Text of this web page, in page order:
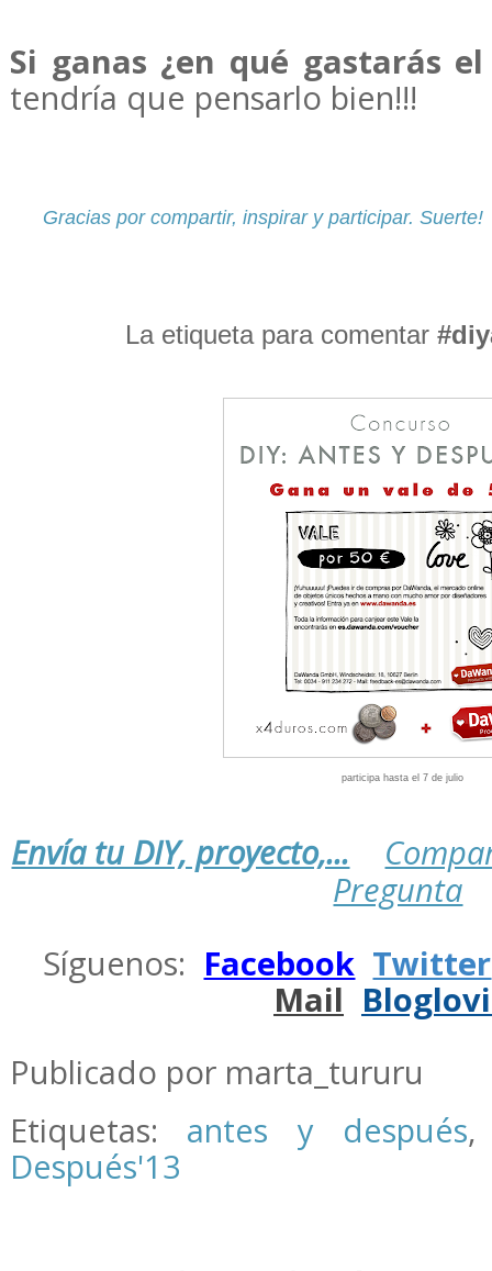
Si ganas ¿en qué gastarás
tendría que pensarlo bien!!!
Gracias por compartir, inspirar y participar. Suerte!
La etiqueta para comentar
participa hasta el 7 de julio
Envía tu DIY, proyecto,...
Pregunta
Síguenos: Facebook Twitter
Mail
Publicado por marta_tururu
Etiquetas: antes y después
Después'13